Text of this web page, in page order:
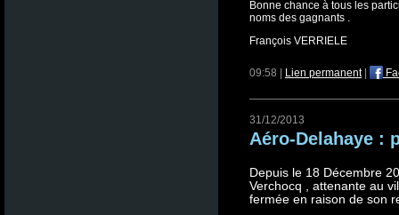
Bonne chance à tous les
noms des gagnants .
François VERRIELE
09:58 | Lien permanent|
31/12/2013
Aéro-Delahaye :
Depuis le 18 Décembre
Verchocq , attenante au
fermée en raison de son